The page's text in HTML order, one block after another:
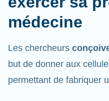
médecine
but de donner aux
permettant de fabriquer